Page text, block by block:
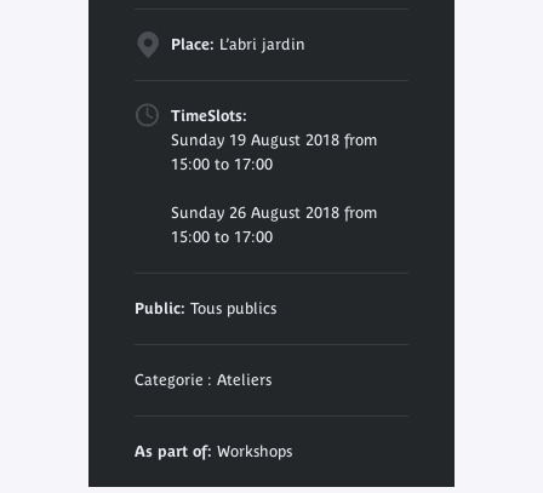
Place: L’abri jardin
TimeSlots:
Sunday 19 August 2018 from
15:00 to 17:00
Sunday 26 August 2018 from
15:00 to 17:00
Public: Tous publics
Categorie : Ateliers
As part of: Workshops